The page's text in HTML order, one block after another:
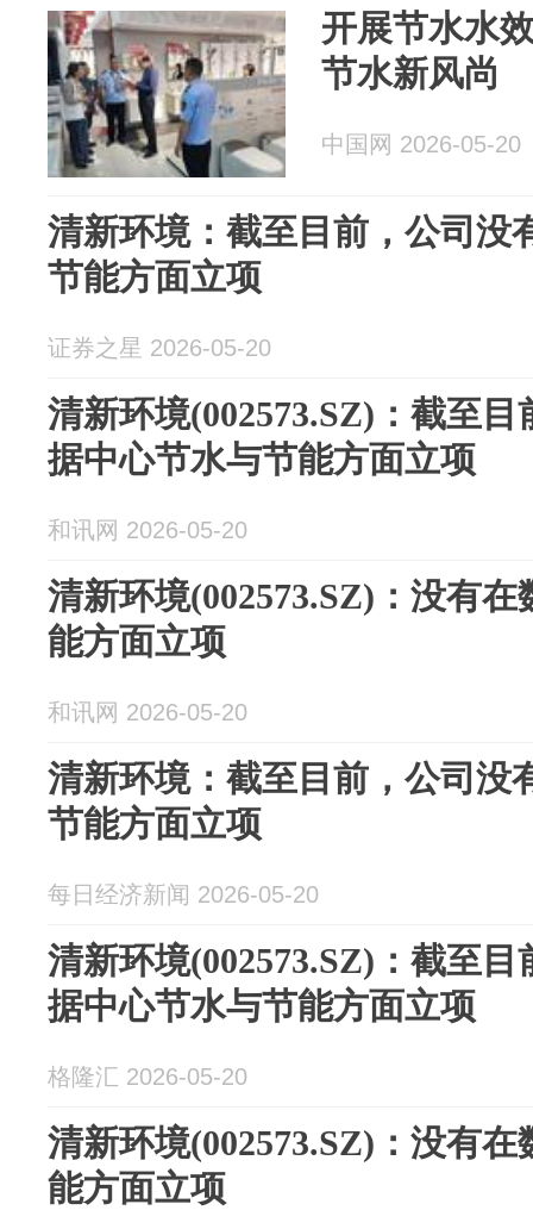
开展节水水
节水新风尚
中国网 2026-05-20
清新环境：截至目前，公司没
节能方面立项
证券之星 2026-05-20
清新环境(002573.SZ)：截至
据中心节水与节能方面立项
和讯网 2026-05-20
清新环境(002573.SZ)：没有
能方面立项
和讯网 2026-05-20
清新环境：截至目前，公司没
节能方面立项
每日经济新闻 2026-05-20
清新环境(002573.SZ)：截至
据中心节水与节能方面立项
格隆汇 2026-05-20
清新环境(002573.SZ)：没有
能方面立项